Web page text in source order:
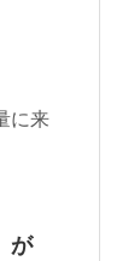
に来
が